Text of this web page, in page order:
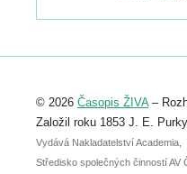
Registrovat se můžete
abstraktu přihlášené
posteru je už 30. června.
© 2026 Časopis ŽIVA–
Založil roku 1853 J. E.
Vydává Nakladatelství Academia,
Středisko společných činností AV